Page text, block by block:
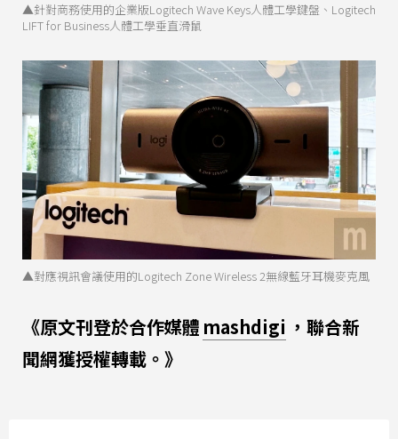
▲針對商務使用的企業版Logitech Wave Keys人體工學鍵盤、Logitech
LIFT for Business人體工學垂直滑鼠
▲對應視訊會議使用的Logitech Zone Wireless 2無線藍牙耳機麥克風
《原文刊登於合作媒體 mashdigi ，聯合新
聞網獲授權轉載。》